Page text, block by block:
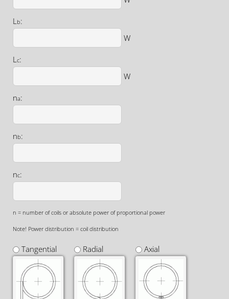
Lb:
W
Lc:
W
na:
nb:
nc:
n = number of coils or absolute power of proportional power
Note! Power distribution = coil distribution
Tangential Radial Axial